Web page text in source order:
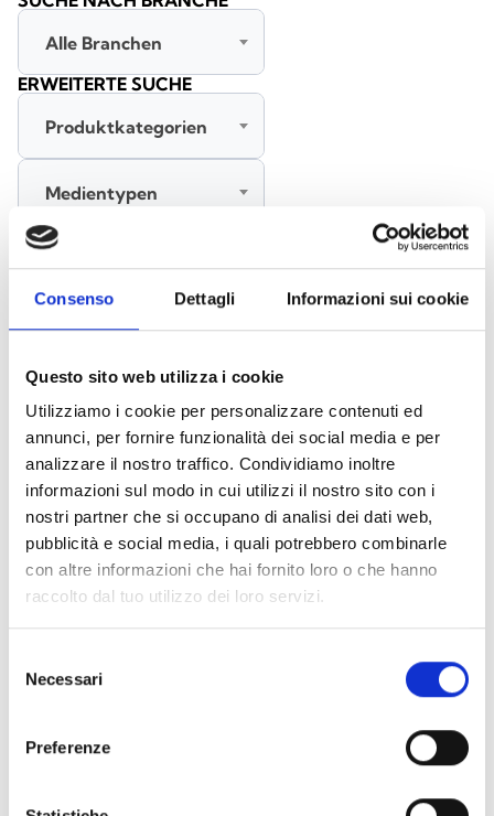
Consenso Dettagli Informazioni sui cookie
Questo sito web utilizza i cookie
Utilizziamo i cookie per personalizzare contenuti ed
annunci, per fornire funzionalità dei social media e per
analizzare il nostro traffico. Condividiamo inoltre
informazioni sul modo in cui utilizzi il nostro sito con i
nostri partner che si occupano di analisi dei dati web,
pubblicità e social media, i quali potrebbero combinarle
con altre informazioni che hai fornito loro o che hanno
raccolto dal tuo utilizzo dei loro servizi.
delNecessari
Preferenze
Zubehör für EB00-Meldersockel - Materialien(47)
Dokumente (6992)
Alle auswählen
Melden Sie sich an, bevor Sie Inhalte über das Symbol
herunterladen lock
Alle Branchen
ERWEITERTE SUCHE
Produktkategorien
Medientypen